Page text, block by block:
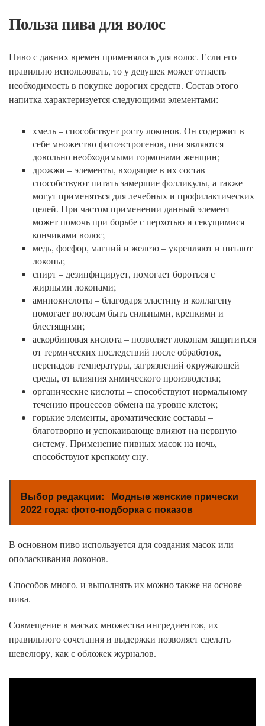
Польза пива для волос
Пиво с давних времен применялось для волос. Если его
правильно использовать, то у девушек может отпасть
необходимость в покупке дорогих средств. Состав этого
напитка характеризуется следующими элементами:
хмель – способствует росту локонов. Он содержит в
себе множество фитоэстрогенов, они являются
довольно необходимыми гормонами женщин;
дрожжи – элементы, входящие в их состав
способствуют питать замершие фолликулы, а также
могут применяться для лечебных и профилактических
целей. При частом применении данный элемент
может помочь при борьбе с перхотью и секущимися
кончиками волос;
медь, фосфор, магний и железо – укрепляют и питают
локоны;
спирт – дезинфицирует, помогает бороться с
жирными локонами;
аминокислоты – благодаря эластину и коллагену
помогает волосам быть сильными, крепкими и
блестящими;
аскорбиновая кислота – позволяет локонам защититься
от термических последствий после обработок,
перепадов температуры, загрязнений окружающей
среды, от влияния химического производства;
органические кислоты – способствуют нормальному
течению процессов обмена на уровне клеток;
горькие элементы, ароматические составы –
благотворно и успокаивающе влияют на нервную
систему. Применение пивных масок на ночь,
способствуют крепкому сну.
Выбор редакции:
Модные женские прически
2022 года: фото-подборка с показов
В основном пиво используется для создания масок или
ополаскивания локонов.
Способов много, и выполнять их можно также на основе
пива.
Совмещение в масках множества ингредиентов, их
правильного сочетания и выдержки позволяет сделать
шевелюру, как с обложек журналов.